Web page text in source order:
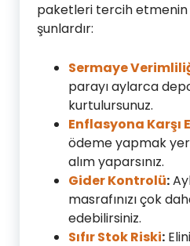
paketleri tercih
şunlardır:
Sermaye
parayı aylarca
kurtulursunuz.
Enflasyona Karşı
ödeme yapmak
alım yaparsınız.
Gider Kontrolü:
masrafınızı çok
edebilirsiniz.
Sıfır Stok Riski: